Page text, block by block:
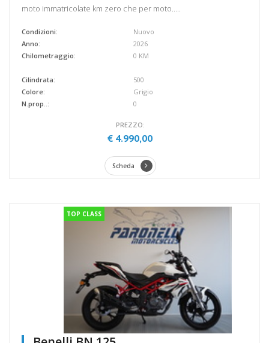
moto immatricolate km zero che per moto.....
Condizioni:
Anno:
Chilometraggio:
Nuovo
2026
0 KM
Cilindrata:
Colore:
N.prop..:
500
Grigio
0
PREZZO:
€ 4.990,00
Scheda
TOP CLASS